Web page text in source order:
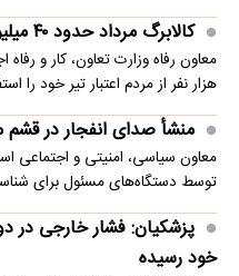
کالابرگ مرداد حدود ۴۰‌ میلیون نفر شارژ شد
هزار نفر از مردم اعتبار تیر خود را
منشأ صدای انفجار در
معاون سیاسی، امنیتی و اجتماعی
توسط دستگاه‌های مسئول برای
پزشکیان: فشار خارجی در
خود رسیده